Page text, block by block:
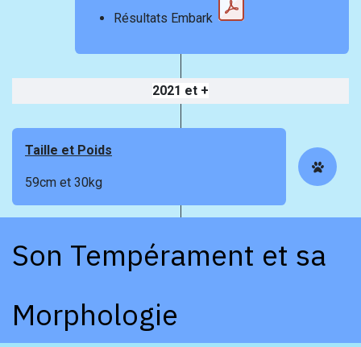
Résultats Embark
2021 et +
Taille et Poids
59cm et 30kg
Son Tempérament et sa
Morphologie